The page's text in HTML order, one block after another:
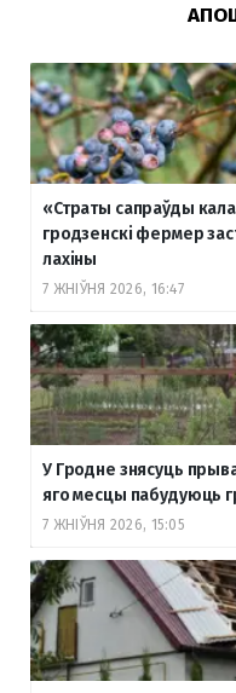
«Страты сапраўды
гродзенскі фермер
лахіны
7 ЖНІЎНЯ 2026, 16:47
У Гродне знясуць
яго месцы пабудуюць
7 ЖНІЎНЯ 2026, 15:05